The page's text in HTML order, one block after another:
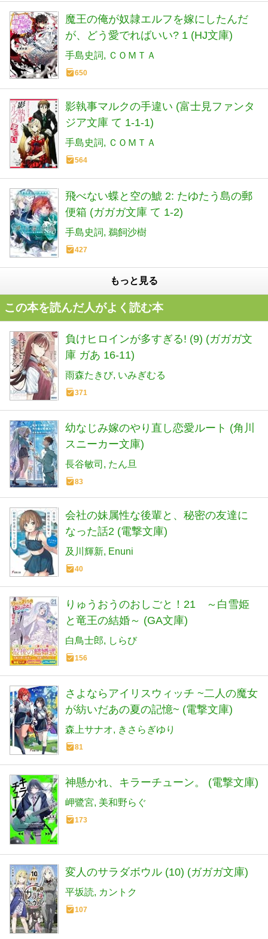
魔王の俺が奴隷エルフを嫁にしたんだ
が、どう愛でればいい? 1 (HJ文庫)
手島史詞 ＣＯＭＴＡ
650
影執事マルクの手違い (富士見ファンタ
ジア文庫 て 1-1-1)
手島史詞 ＣＯＭＴＡ
564
飛べない蝶と空の鯱 2: たゆたう島の郵
便箱 (ガガガ文庫 て 1-2)
手島史詞 鵜飼沙樹
427
もっと見る
この本を読んだ人がよく読む本
負けヒロインが多すぎる! (9) (ガガガ文
庫 ガあ 16-11)
雨森たきび いみぎむる
371
幼なじみ嫁のやり直し恋愛ルート (角川
スニーカー文庫)
長谷敏司 たん旦
83
会社の妹属性な後輩と、秘密の友達に
なった話2 (電撃文庫)
及川輝新 Enuni
40
りゅうおうのおしごと！21 ～白雪姫
と竜王の結婚～ (GA文庫)
白鳥士郎 しらび
156
さよならアイリスウィッチ ~二人の魔女
が紡いだあの夏の記憶~ (電撃文庫)
森上サナオ きさらぎゆり
81
神懸かれ、キラーチューン。 (電撃文庫)
岬鷺宮 美和野らぐ
173
変人のサラダボウル (10) (ガガガ文庫)
平坂読 カントク
107